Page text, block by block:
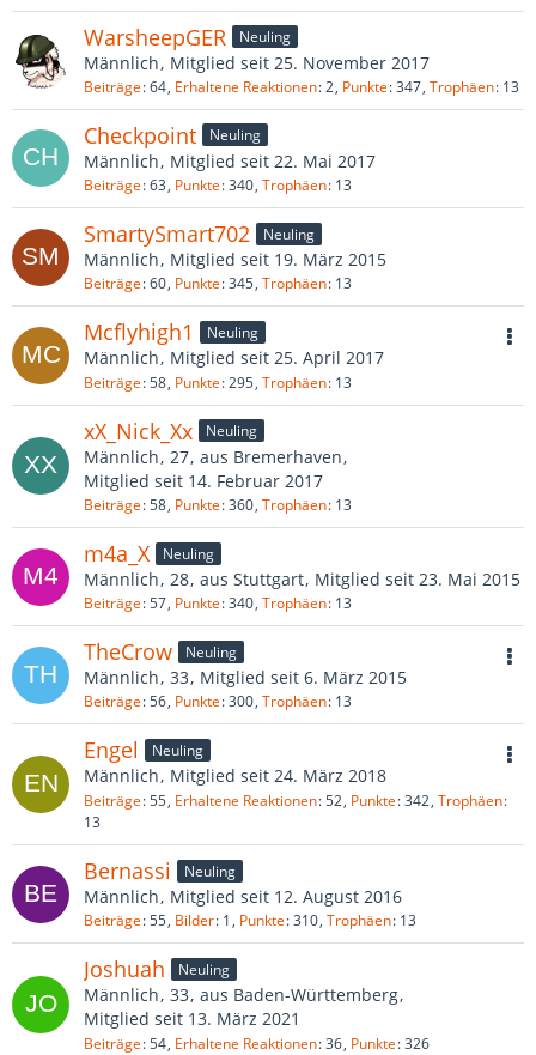
WarsheepGER Neuling
Männlich Mitglied seit 25. November 2017
Beiträge 64 Erhaltene Reaktionen 2 Punkte 347 Trophäen 13
Checkpoint Neuling
Männlich Mitglied seit 22. Mai 2017
Beiträge 63 Punkte 340 Trophäen 13
SmartySmart702 Neuling
Männlich Mitglied seit 19. März 2015
Beiträge 60 Punkte 345 Trophäen 13
Mcflyhigh1 Neuling
Männlich Mitglied seit 25. April 2017
Beiträge 58 Punkte 295 Trophäen 13
xX_Nick_Xx Neuling
Männlich 27 aus Bremerhaven
Mitglied seit 14. Februar 2017
Beiträge 58 Punkte 360 Trophäen 13
m4a_X Neuling
Männlich 28 aus Stuttgart Mitglied seit 23. Mai 2015
Beiträge 57 Punkte 340 Trophäen 13
TheCrow Neuling
Männlich 33 Mitglied seit 6. März 2015
Beiträge 56 Punkte 300 Trophäen 13
Engel Neuling
Männlich Mitglied seit 24. März 2018
Beiträge 55 Erhaltene Reaktionen 52 Punkte 342 Trophäen
13
Bernassi Neuling
Männlich Mitglied seit 12. August 2016
Beiträge 55 Bilder 1 Punkte 310 Trophäen 13
Joshuah Neuling
Männlich 33 aus Baden-Württemberg
Mitglied seit 13. März 2021
Beiträge 54 Erhaltene Reaktionen 36 Punkte 326